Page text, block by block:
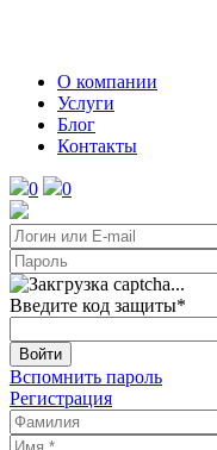
О компании
Услуги
Блог
Контакты
0 0
Введите код защиты*
Войти
Вспомнить пароль
Регистрация